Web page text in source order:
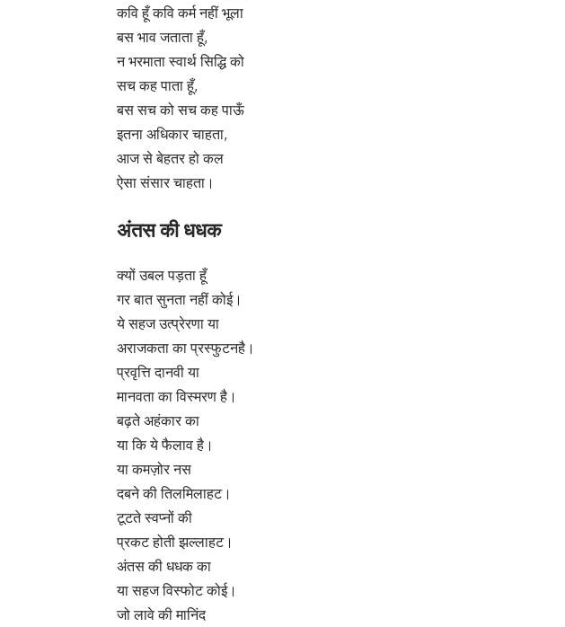
कवि हूँ कवि कर्म नहीं भूला
बस भाव जताता हूँ,
न भरमाता स्वार्थ सिद्धि को
सच कह पाता हूँ,
बस सच को सच कह पाऊँ
इतना अधिकार चाहता,
आज से बेहतर हो कल
ऐसा संसार चाहता।
अंतस की धधक
क्यों उबल पड़ता हूँ
गर बात सुनता नहीं कोई।
ये सहज उत्प्रेरणा या
अराजकता का प्रस्फुटनहै।
प्रवृत्ति दानवी या
मानवता का विस्मरण है।
बढ़ते अहंकार का
या कि ये फैलाव है।
या कमज़ोर नस
दबने की तिलमिलाहट।
टूटते स्वप्नों की
प्रकट होती झल्लाहट।
अंतस की धधक का
या सहज विस्फोट कोई।
जो लावे की मानिंद